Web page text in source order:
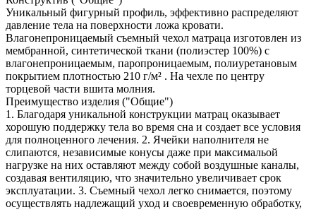
Уникальный фигурный профиль, эффективно распределяют
давление тела на поверхности ложа кровати.
Влагонепроницаемый съемный чехол матраца изготовлен из
мембранной, синтетической ткани (полиэстер 100%) с
влагонепроницаемым, паропроницаемым, полиуретановым
покрытием плотностью 210 г/м² . На чехле по центру
торцевой части вшита молния.
Преимущество изделия ("Общие")
1. Благодаря уникальной конструкции матрац оказывает
хорошую поддержку тела во время сна и создает все условия
для полноценного лечения. 2. Ячейки наполнителя не
слипаются, независимые конусы даже при максимальой
нагрузке на них оставляют между собой воздушные каналы,
создавая вентиляцию, что значительно увеличивает срок
эксплуатации. 3. Съемный чехол легко снимается, поэтому
осуществлять надлежащий уход и своевременную обработку,